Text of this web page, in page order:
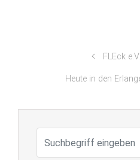
FLEck
Heute in den